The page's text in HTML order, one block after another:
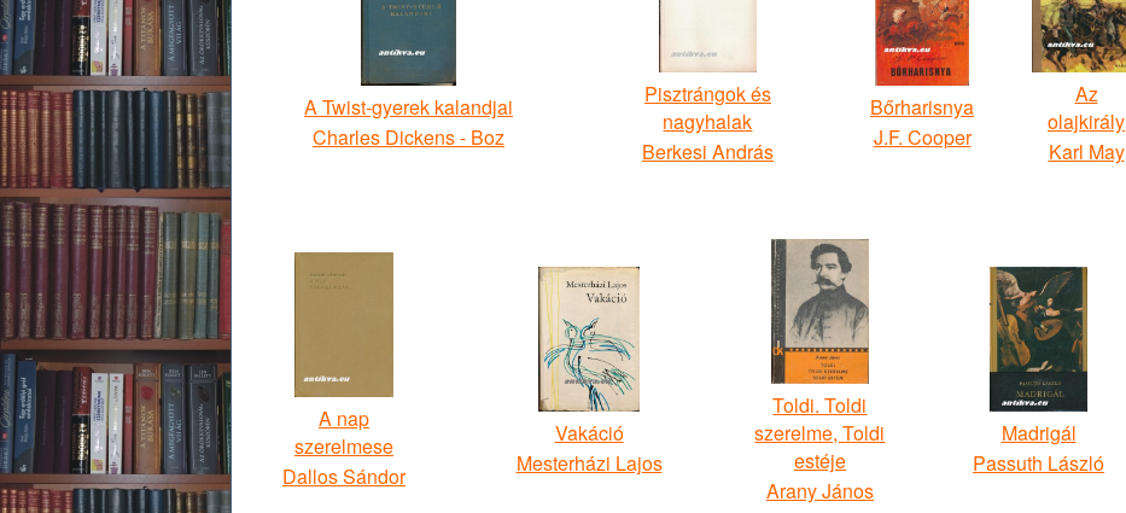
A Twist-gyerek kalandjai
Charles Dickens - Boz
Pisztrángok és
nagyhalak
Berkesi András
Bőrharisnya
J.F. Cooper
Az
olajkirály
Karl May
A nap
szerelmese
Dallos Sándor
Vakáció
Mesterházi Lajos
Toldi. Toldi
szerelme, Toldi
estéje
Arany János
Madrigál
Passuth László